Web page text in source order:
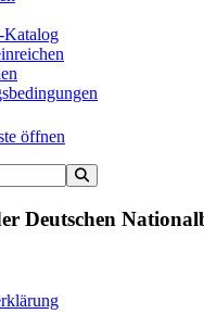
Katalog
öffnen
Deutschen